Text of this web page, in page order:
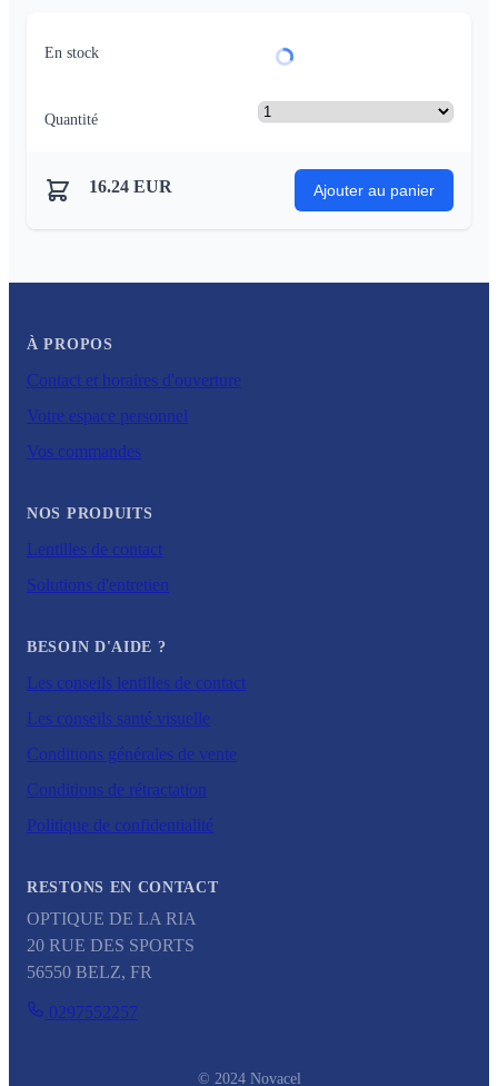
En stock
Quantité
16.24 EUR Ajouter au panier
À PROPOS
Contact et horaires d'ouverture
Votre espace personnel
Vos commandes
NOS PRODUITS
Lentilles de contact
Solutions d'entretien
BESOIN D'AIDE ?
Les conseils lentilles de contact
Les conseils santé visuelle
Conditions générales de vente
Conditions de rétractation
Politique de confidentialité
RESTONS EN CONTACT
OPTIQUE DE LA RIA
20 RUE DES SPORTS
56550 BELZ, FR
0297552257
© 2024 Novacel